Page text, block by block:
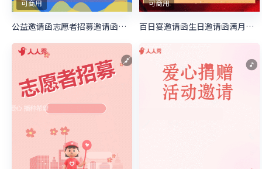
可商用
公益邀请函志愿者招募邀请函慈善活动邀请函
可商用
百日宴邀请函生日邀请函满月宴邀请函